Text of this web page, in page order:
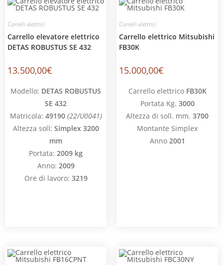
Carrelli elettrici
Carrello elevatore elettrico
DETAS ROBUSTUS SE 432
13.500,00€
Modello: DETAS ROBUSTUS
SE 432
Matricola: 49190 (22/U0041)
Altezza soll: Simplex 3200
mm
Portata: 2009 kg
Anno: 2009
Ore di lavoro: 3219
Carrelli elettrici
Carrello elettrico Mitsubishi
FB30K
15.000,00€
Carrello elettrico FB30K
Portata Kg. 3000
Altezza di soll. mm. 3700
Montante Simplex
Anno 2001